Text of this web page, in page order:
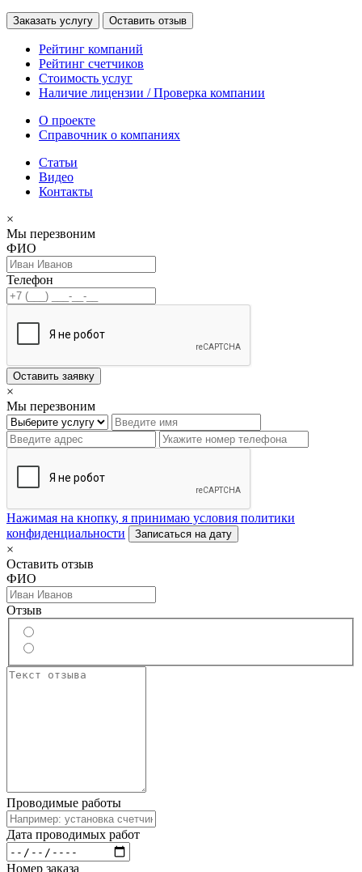
Заказать услугу Оставить отзыв
Рейтинг компаний
Рейтинг счетчиков
Стоимость услуг
Наличие лицензии / Проверка компании
О проекте
Справочник о компаниях
Статьи
Видео
Контакты
×
Мы перезвоним
ФИО
Телефон
Оставить заявку
×
Мы перезвоним
Нажимая на кнопку, я принимаю условия политики
конфиденциальности
Записаться на дату
×
Оставить отзыв
ФИО
Отзыв
Проводимые работы
Дата проводимых работ
Номер заказа